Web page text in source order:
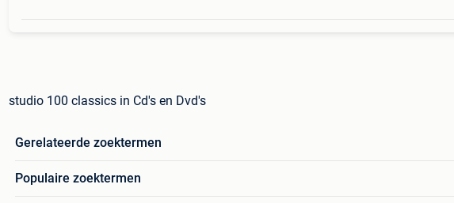
studio 100 classics in Cd's en Dvd's
Gerelateerde zoektermen
Populaire zoektermen